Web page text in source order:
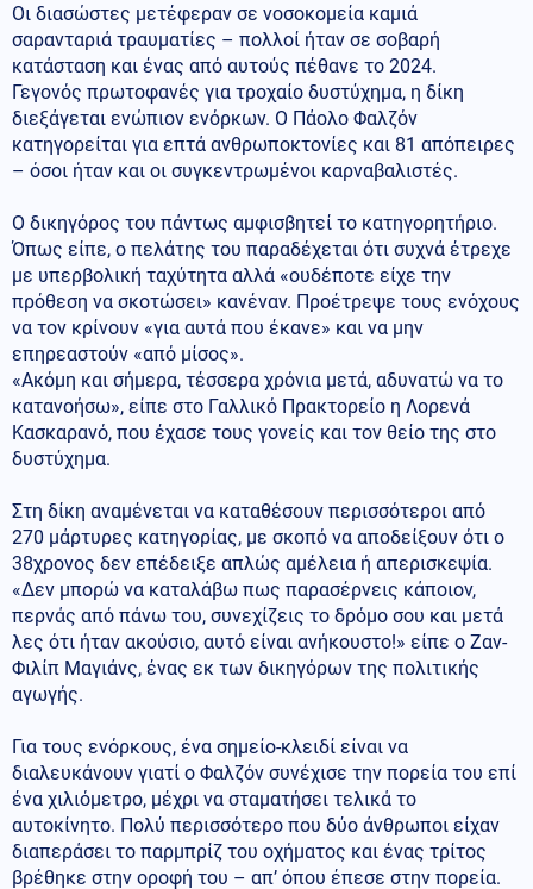
Οι διασώστες μετέφεραν σε νοσοκομεία καμιά
σαρανταριά τραυματίες – πολλοί ήταν σε σοβαρή
κατάσταση και ένας από αυτούς πέθανε το 2024.
Γεγονός πρωτοφανές για τροχαίο δυστύχημα, η δίκη
διεξάγεται ενώπιον ενόρκων. Ο Πάολο Φαλζόν
κατηγορείται για επτά ανθρωποκτονίες και 81 απόπειρες
– όσοι ήταν και οι συγκεντρωμένοι καρναβαλιστές.
Ο δικηγόρος του πάντως αμφισβητεί το κατηγορητήριο.
Όπως είπε, ο πελάτης του παραδέχεται ότι συχνά έτρεχε
με υπερβολική ταχύτητα αλλά «ουδέποτε είχε την
πρόθεση να σκοτώσει» κανέναν. Προέτρεψε τους ενόχους
να τον κρίνουν «για αυτά που έκανε» και να μην
επηρεαστούν «από μίσος».
«Ακόμη και σήμερα, τέσσερα χρόνια μετά, αδυνατώ να το
κατανοήσω», είπε στο Γαλλικό Πρακτορείο η Λορενά
Κασκαρανό, που έχασε τους γονείς και τον θείο της στο
δυστύχημα.
Στη δίκη αναμένεται να καταθέσουν περισσότεροι από
270 μάρτυρες κατηγορίας, με σκοπό να αποδείξουν ότι ο
38χρονος δεν επέδειξε απλώς αμέλεια ή απερισκεψία.
«Δεν μπορώ να καταλάβω πως παρασέρνεις κάποιον,
περνάς από πάνω του, συνεχίζεις το δρόμο σου και μετά
λες ότι ήταν ακούσιο, αυτό είναι ανήκουστο!» είπε ο Ζαν-
Φιλίπ Μαγιάνς, ένας εκ των δικηγόρων της πολιτικής
αγωγής.
Για τους ενόρκους, ένα σημείο-κλειδί είναι να
διαλευκάνουν γιατί ο Φαλζόν συνέχισε την πορεία του επί
ένα χιλιόμετρο, μέχρι να σταματήσει τελικά το
αυτοκίνητο. Πολύ περισσότερο που δύο άνθρωποι είχαν
διαπεράσει το παρμπρίζ του οχήματος και ένας τρίτος
βρέθηκε στην οροφή του – απ’ όπου έπεσε στην πορεία.